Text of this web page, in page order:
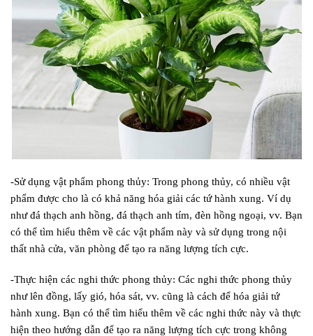
-Sử dụng vật phẩm phong thủy: Trong phong thủy, có nhiều vật
phẩm được cho là có khả năng hóa giải các tứ hành xung. Ví dụ
như đá thạch anh hồng, đá thạch anh tím, đèn hồng ngoại, vv. Bạn
có thể tìm hiểu thêm về các vật phẩm này và sử dụng trong nội
thất nhà cửa, văn phòng để tạo ra năng lượng tích cực.
-Thực hiện các nghi thức phong thủy: Các nghi thức phong thủy
như lên đồng, lấy gió, hóa sát, vv. cũng là cách để hóa giải tứ
hành xung. Bạn có thể tìm hiểu thêm về các nghi thức này và thực
hiện theo hướng dẫn để tạo ra năng lượng tích cực trong không